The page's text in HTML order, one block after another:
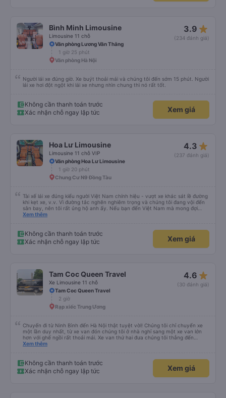
Bình Minh Limousine
Limousine 11 chỗ
3.9 star_rate
(234 đánh giá)
Văn phòng Lương Văn Thăng
1 giờ 25 phút
Văn phòng Hà Nội
Người lái xe đúng giờ. Xe buýt thoải mái và chúng tôi đến sớm 15 phút. Người
lái xe hơi đột ngột khi lái xe nhưng nhìn chung thì nó rất tốt.
Không cần thanh toán trước
Xác nhận chỗ ngay lập tức
Xem giá
Hoa Lư Limousine
Limousine 11 chỗ VIP
4.3 star_rate
(237 đánh giá)
Văn phòng Hoa Lư Limousine
1 giờ 20 phút
Chung Cư N9 Đồng Tàu
Tài xế lái xe đúng kiểu người Việt Nam chính hiệu - vượt xe khác sát lề đường
khi kẹt xe, v.v. Vì đường tắc nghẽn nghiêm trọng và chúng tôi đang vội đến
sân bay, nên tôi rất ủng hộ anh ấy. Nếu bạn đến Việt Nam mà mong đợi
người ta lái xe như ở châu Âu, thì hãy đến nơi khác.
Xem thêm
Không cần thanh toán trước
Xác nhận chỗ ngay lập tức
Xem giá
Tam Coc Queen Travel
Xe Limousine 11 chỗ
4.6 star_rate
(30 đánh giá)
Tam Coc Queen Travel
2 giờ
Rạp xiếc Trung Ương
Chuyến đi từ Ninh Bình đến Hà Nội thật tuyệt vời! Chúng tôi chỉ chuyển xe
một lần duy nhất, từ xe van đón chúng tôi ở nhà nghỉ sang một xe van lớn
hơn với ghế ngồi rất thoải mái. Xe van thứ hai đưa chúng tôi thẳng đến
khách sạn ở Hà Nội. Chúng tôi được đón lúc 11:20 và đến nơi trước 2 giờ
xe với họ lần nữa!
Xem thêm
Không cần thanh toán trước
Xác nhận chỗ ngay lập tức
Xem giá